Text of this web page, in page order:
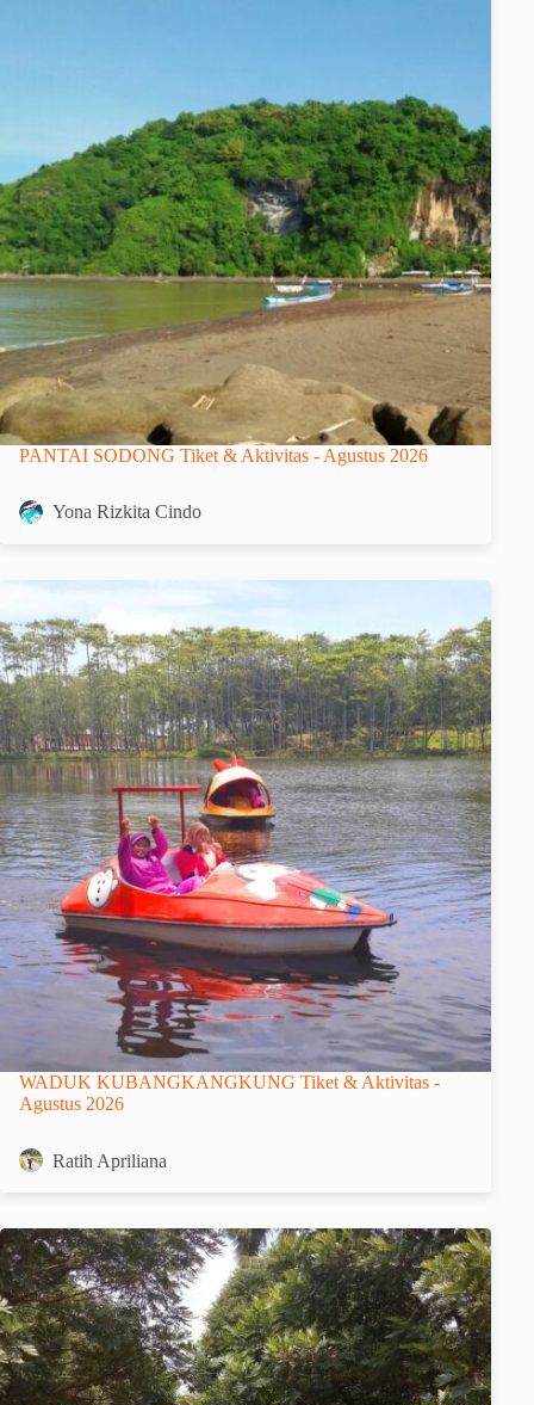
PANTAI SODONG Tiket & Aktivitas - Agustus 2026
Yona Rizkita Cindo
WADUK KUBANGKANGKUNG Tiket & Aktivitas -
Agustus 2026
Ratih Apriliana